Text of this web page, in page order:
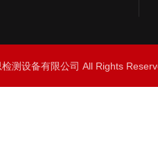
检测设备有限公司 All Rights